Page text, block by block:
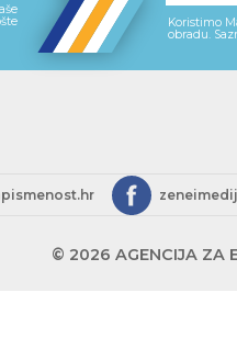
Koristimo
obradu.
© 2026 AGENCIJA ZA